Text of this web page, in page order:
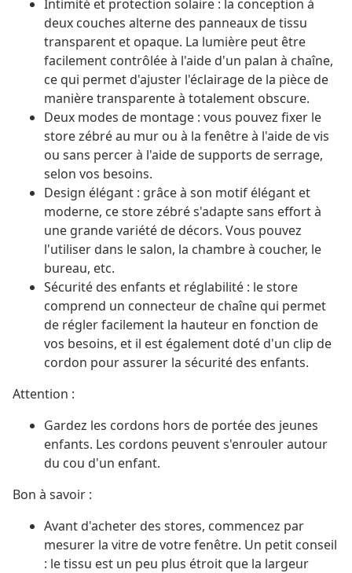
Intimité et protection solaire : la conception à
deux couches alterne des panneaux de tissu
transparent et opaque. La lumière peut être
facilement contrôlée à l'aide d'un palan à chaîne,
ce qui permet d'ajuster l'éclairage de la pièce de
manière transparente à totalement obscure.
Deux modes de montage : vous pouvez fixer le
store zébré au mur ou à la fenêtre à l'aide de vis
ou sans percer à l'aide de supports de serrage,
selon vos besoins.
Design élégant : grâce à son motif élégant et
moderne, ce store zébré s'adapte sans effort à
une grande variété de décors. Vous pouvez
l'utiliser dans le salon, la chambre à coucher, le
bureau, etc.
Sécurité des enfants et réglabilité : le store
comprend un connecteur de chaîne qui permet
de régler facilement la hauteur en fonction de
vos besoins, et il est également doté d'un clip de
cordon pour assurer la sécurité des enfants.
Attention :
Gardez les cordons hors de portée des jeunes
enfants. Les cordons peuvent s'enrouler autour
du cou d'un enfant.
Bon à savoir :
Avant d'acheter des stores, commencez par
mesurer la vitre de votre fenêtre. Un petit conseil
: le tissu est un peu plus étroit que la largeur